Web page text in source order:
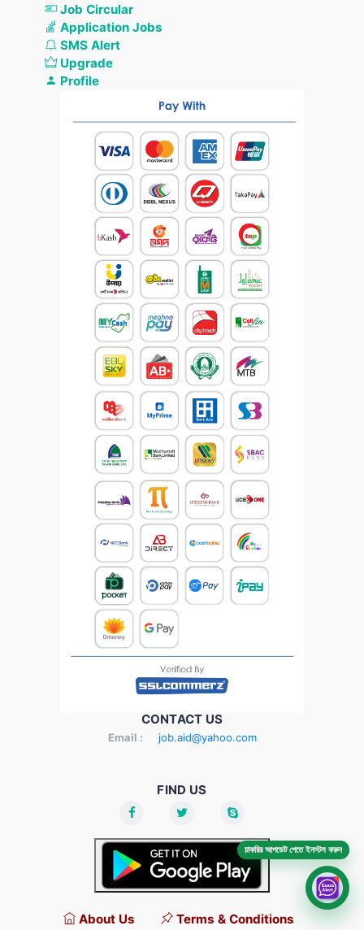
Job Circular
Application Jobs
SMS Alert
Upgrade
Profile
CONTACT US
Email : job.aid@yahoo.com
FIND US
About Us
Terms & Conditions
চাকরির আপডেট পেতে ইনস্টল করুন